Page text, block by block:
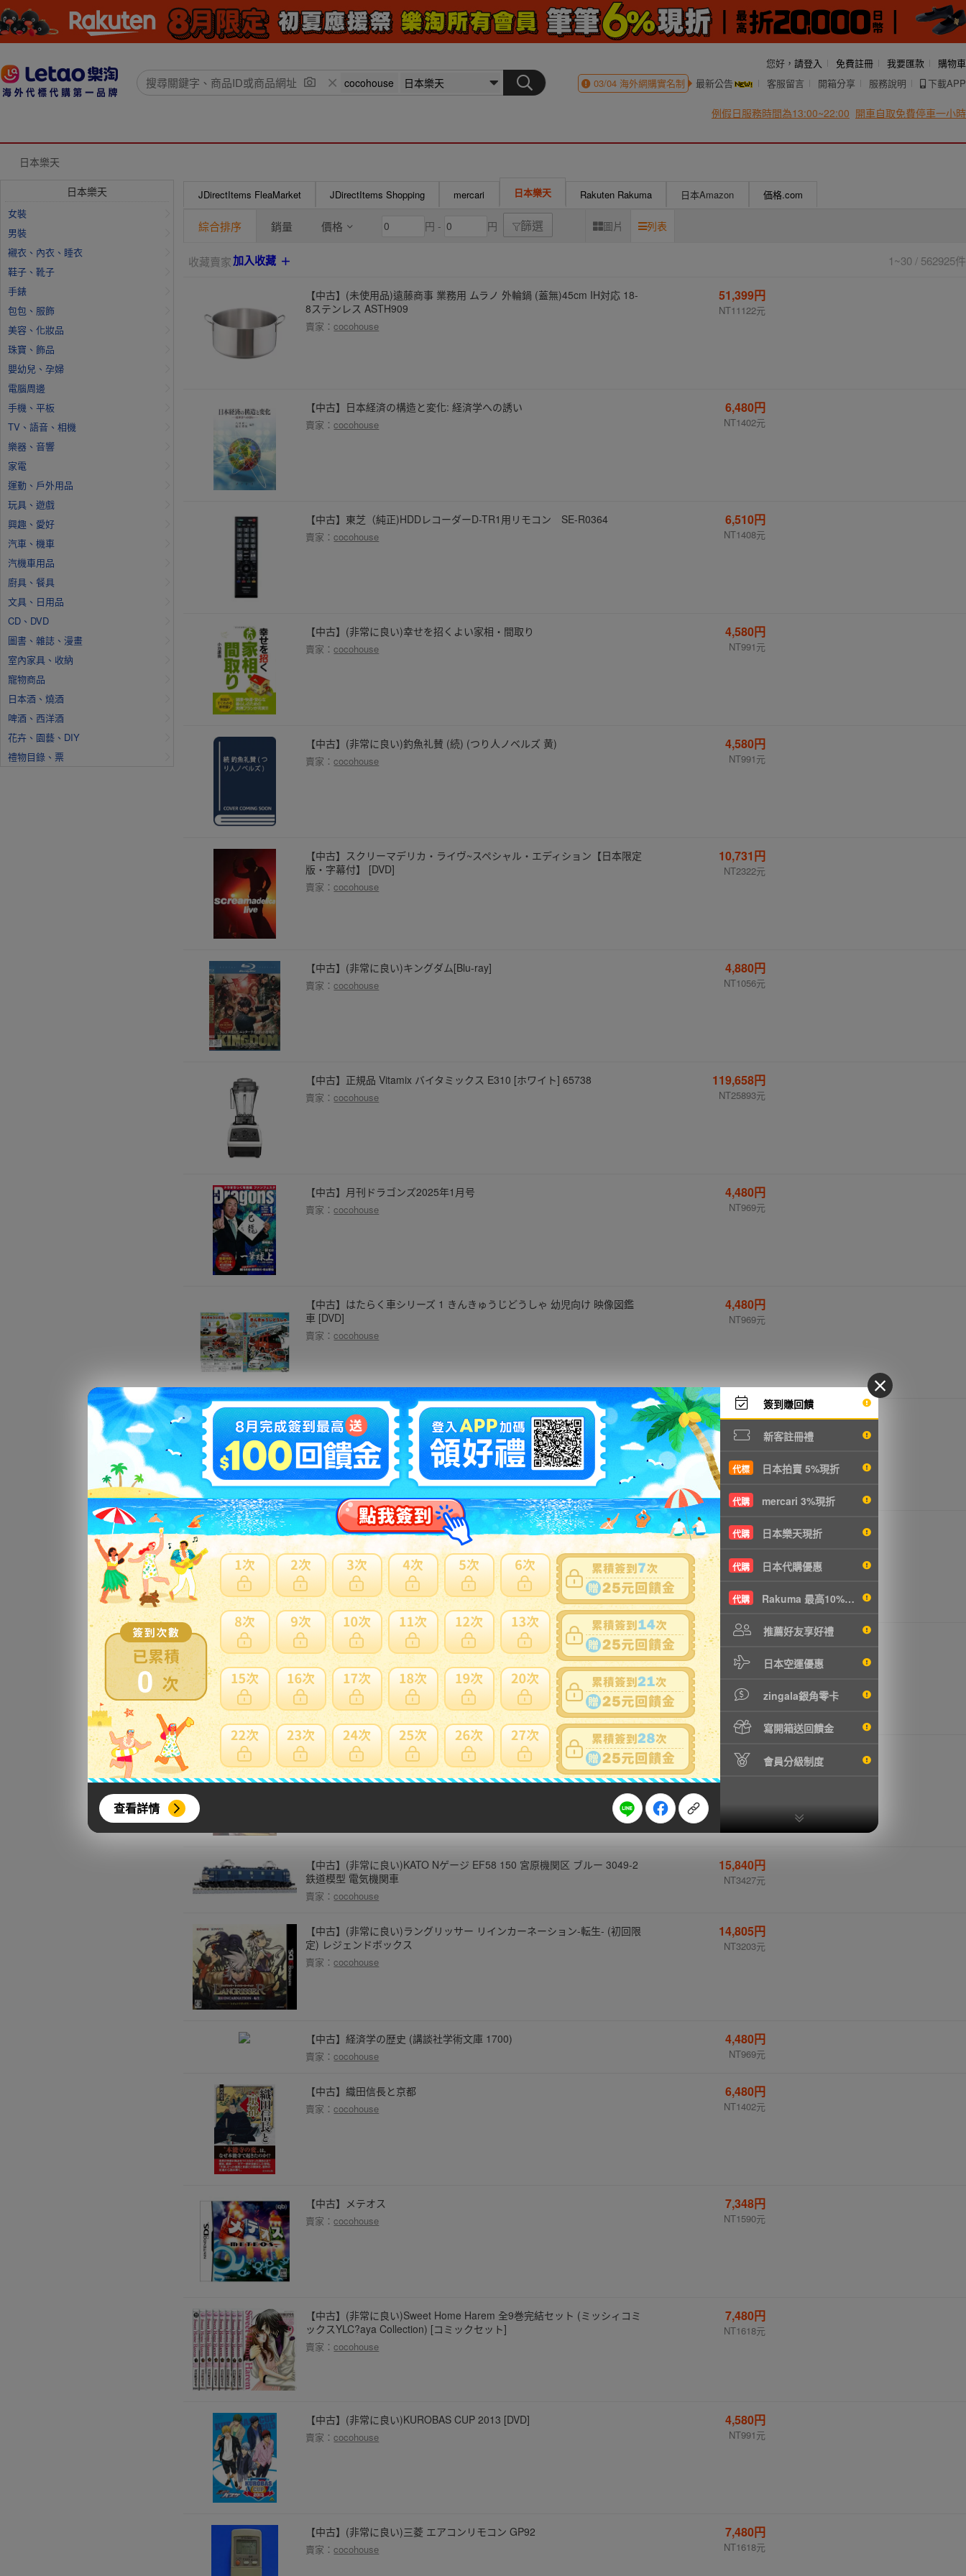
0
查看詳情
簽到賺回饋
新客註冊禮
代標 日本拍賣 5%現折
代購 mercari 3%現折
代購 日本樂天現折
代購 日本代購優惠
代購 Rakuma 最高10%現折
推薦好友享好禮
日本空運優惠
zingala銀角零卡
寫開箱送回饋金
會員分級制度
您好， 請登入 免費註冊 我要匯款
購物車
03/04海外網購實名制 最新公告 客服留言 開箱分享 服務說明 下載APP
例假日服務時間為13:00~22:00 開車自取免費停車一小時
日本樂天
日本樂天
女裝
男裝
襯衣、內衣、睡衣
鞋子、靴子
手錶
包包、服飾
美容、化妝品
珠寶、飾品
嬰幼兒、孕婦
電腦周邊
手機、平板
TV、語音、相機
樂器、音響
家電
運動、戶外用品
玩具、遊戲
興趣、愛好
汽車、機車
汽機車用品
廚具、餐具
文具、日用品
CD、DVD
圖書、雜誌、漫畫
室內家具、收納
寵物商品
日本酒、燒酒
啤酒、西洋酒
花卉、園藝、DIY
禮物目錄、票
JDirectItems FleaMarket JDirectItems Shopping mercari 日本樂天 Rakuten Rakuma 日本Amazon 価格.com
綜合排序 銷量 價格 円 - 円 篩選 圖片 列表
收藏賣家加入收藏 1~30 / 562925件
【中古】(未使用品)遠藤商事 業務用 ムラノ 外輪鍋 (蓋無)45cm IH対応 18-
8ステンレス ASTH909
賣家：cocohouse
51,399円
NT11122元
【中古】日本経済の構造と変化: 経済学への誘い
賣家：cocohouse
6,480円
NT1402元
【中古】東芝（純正)HDDレコーダーD-TR1用リモコン SE-R0364
賣家：cocohouse
6,510円
NT1408元
【中古】(非常に良い)幸せを招くよい家相・間取り
賣家：cocohouse
4,580円
NT991元
【中古】(非常に良い)釣魚礼賛 (続) (つり人ノベルズ 黄)
賣家：cocohouse
4,580円
NT991元
【中古】スクリーマデリカ・ライヴ~スペシャル・エディション【日本限定
版・字幕付】 [DVD]
賣家：cocohouse
10,731円
NT2322元
【中古】(非常に良い)キングダム[Blu-ray]
賣家：cocohouse
4,880円
NT1056元
【中古】正規品 Vitamix バイタミックス E310 [ホワイト] 65738
賣家：cocohouse
119,658円
NT25893元
【中古】月刊ドラゴンズ2025年1月号
賣家：cocohouse
4,480円
NT969元
【中古】はたらく車シリーズ 1 きんきゅうじどうしゃ 幼児向け 映像図鑑
車 [DVD]
賣家：cocohouse
4,480円
NT969元
【中古】(非常に良い)俳句 28年8月号
賣家：cocohouse
7,480円
NT1618元
【中古】［状態良好］だいすき!トゥイーティー ロケに繰り出そう編 [DVD]
cocohouse
3,980円
NT861元
【中古】(非常に良い)サクラマス2024 (GEIBUN MOOKS)
賣家：cocohouse
4,880円
NT1056元
【中古】極楽とんぼのテレビ不適合者 下巻~あまりにも過激すぎて放送中
止になったドキュメント編~ [DVD]
賣家：cocohouse
4,780円
NT1034元
【中古】(非常に良い)KATO Nゲージ EF58 150 宮原機関区 ブルー 3049-2
鉄道模型 電気機関車
賣家：cocohouse
15,840円
NT3427元
【中古】(非常に良い)ラングリッサー リインカーネーション-転生- (初回限
定) レジェンドボックス
賣家：cocohouse
14,805円
NT3203元
【中古】経済学の歴史 (講談社学術文庫 1700)
賣家：cocohouse
4,480円
NT969元
【中古】織田信長と京都
賣家：cocohouse
6,480円
NT1402元
【中古】メテオス
賣家：cocohouse
7,348円
NT1590元
【中古】(非常に良い)Sweet Home Harem 全9巻完結セット (ミッシィコミ
ックスYLC?aya Collection) [コミックセット]
賣家：cocohouse
7,480円
NT1618元
【中古】(非常に良い)KUROBAS CUP 2013 [DVD]
賣家：cocohouse
4,580円
NT991元
【中古】(非常に良い)三菱 エアコンリモコン GP92
賣家：cocohouse
7,480円
NT1618元